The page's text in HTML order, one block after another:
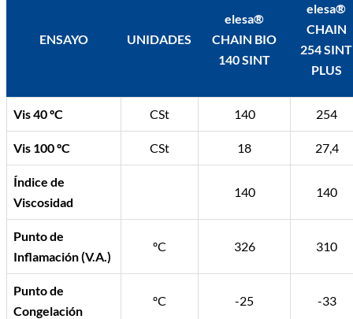
ENSAYO UNIDADES
elesa®
CHAIN BIO
140 SINT
elesa®
CHAIN
254 SINT
PLUS
Vis 40 ºC CSt 140 254
Vis 100 ºC CSt 18 27,4
Índice de
Viscosidad
140 140
Punto de
Inflamación (V.A.)
ºC 326 310
Punto de
Congelación
ºC -25 -33